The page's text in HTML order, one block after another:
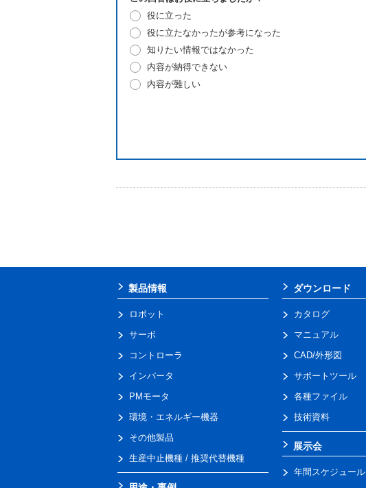
役に立った
役に立たなかったが参考になった
知りたい情報ではなかった
内容が納得できない
内容が難しい
製品情報
ロボット
サーボ
コントローラ
インバータ
PMモータ
環境・エネルギー機器
その他製品
生産中止機種 / 推奨代替機種
ダウンロード
カタログ
マニュアル
CAD/外形図
サポートツール
各種ファイル
技術資料
展示会
年間スケジュール